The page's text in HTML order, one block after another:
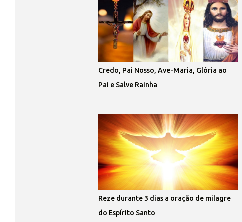
Credo, Pai Nosso, Ave-Maria, Glória ao
Pai e Salve Rainha
Reze durante 3 dias a oração de milagre
do Espírito Santo